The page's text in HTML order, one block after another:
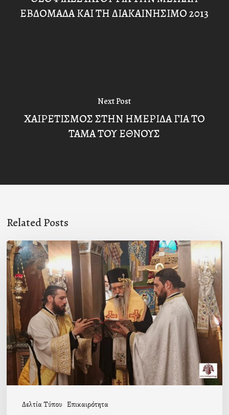
ΕΒΔΟΜΑΔΑ ΚΑΙ ΤΗ ΔΙΑΚΑΙΝΗΣΙΜΟ 2013
Next Post
ΧΑΙΡΕΤΙΣΜΟΣ ΣΤΗΝ ΗΜΕΡΙΔΑ ΓΙΑ ΤΟ
ΤΑΜΑ ΤΟΥ ΕΘΝΟΥΣ
Related Posts
Δελτία Τύπου Επικαιρότητα
Ιερά
Παράκληση
στον
Ι.Ν.
Κοιμήσεως
της
Θεοτόκου
Μαγούλας